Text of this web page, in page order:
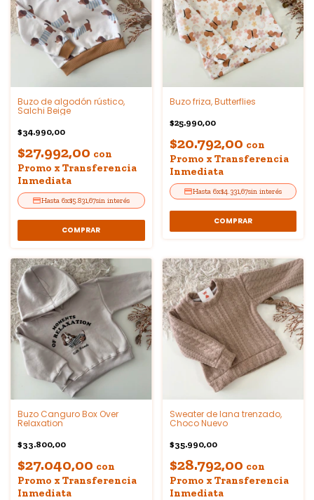
Buzo de algodón rústico,
Salchi Beige
$34.990,00
$27.992,00 con
Promo x Transferencia
Inmediata
6x$5.831,67sin interés
COMPRAR
Buzo friza, Butterflies
$25.990,00
$20.792,00 con
Promo x Transferencia
Inmediata
6x$4.331,67sin interés
COMPRAR
Buzo Canguro Box Over
Relaxation
$33.800,00
$27.040,00 con
Promo x Transferencia
Inmediata
Sweater de lana trenzado,
Choco Nuevo
$35.990,00
$28.792,00 con
Promo x Transferencia
Inmediata